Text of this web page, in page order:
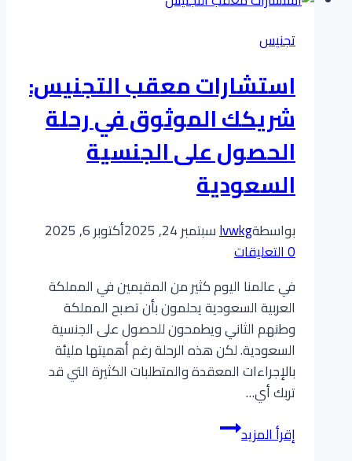
ابو
محمد
شريكك
الامثل
للحصول
على
تجنيس
استشارات معقب التجنيس:
شريكك الموثوق في رحلة
الحصول على الجنسية
السعودية
بواسطةlvwkgسبتمبر 24, 2025
أكتوبر 6, 2025
0 التعليقات
في عالمنا اليوم كثير من المقيمين في المملكة
العربية السعودية يحلمون بأن تصبح المملكة
وطنهم الثاني ويطمحون للحصول على الجنسية
السعودية. لكن هذه الرحلة رغم أهميتها مليئة
بالإجراءات المعقدة والمتطلبات الكثيرة التي قد
تربك أي…
إقرأ المزيداستشارات
معقب